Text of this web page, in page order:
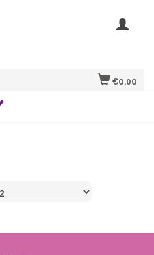
€0,00